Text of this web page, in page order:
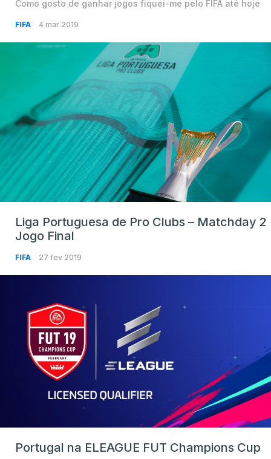
Como gosto de ganhar jogos fiquei-me pelo FIFA até hoje
FIFA 4 mar 2019
Liga Portuguesa de Pro Clubs – Matchday 2
Jogo Final
FIFA 27 fev 2019
Portugal na ELEAGUE FUT Champions Cup